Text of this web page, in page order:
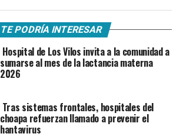
TE PODRÍA INTERESAR
Hospital de Los Vilos invita a la comunidad a
sumarse al mes de la lactancia materna
2026
Tras sistemas frontales, hospitales del
choapa refuerzan llamado a prevenir el
hantavirus